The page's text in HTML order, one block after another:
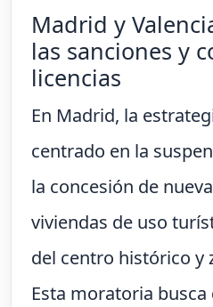
Madrid y
las sanciones y
licencias
En Madrid, la
centrado en la
la concesión de
viviendas de uso
del centro histórico y
Esta moratoria